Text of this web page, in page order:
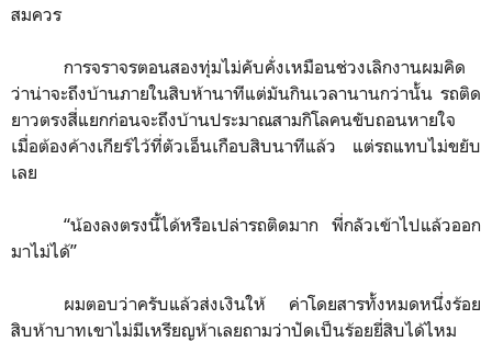
สมควร
การจราจรตอนสองทุ่มไม่คับคั่งเหมือนช่วงเลิกงานผมคิด
ว่าน่าจะถึงบ้านภายในสิบห้านาทีแต่มันกินเวลานานกว่านั้น รถติด
ยาวตรงสี่แยกก่อนจะถึงบ้านประมาณสามกิโลคนขับถอนหายใจ
เมื่อต้องค้างเกียร์ไว้ที่ตัวเอ็นเกือบสิบนาทีแล้ว แต่รถแทบไม่ขยับ
เลย
“น้องลงตรงนี้ได้หรือเปล่ารถติดมาก พี่กลัวเข้าไปแล้วออก
มาไม่ได้”
ผมตอบว่าครับแล้วส่งเงินให้ ค่าโดยสารทั้งหมดหนึ่งร้อย
สิบห้าบาทเขาไม่มีเหรียญห้าเลยถามว่าปัดเป็นร้อยยี่สิบได้ไหม